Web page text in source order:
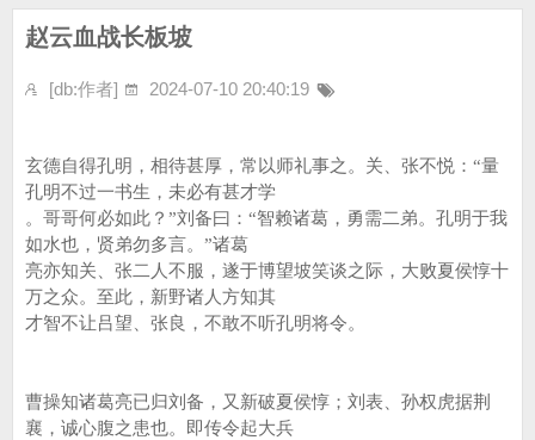
赵云血战长板坡
[db:作者] 2024-07-10 20:40:19
玄德自得孔明，相待甚厚，常以师礼事之。关、张不悦：“量
孔明不过一书生，未必有甚才学
。哥哥何必如此？”刘备曰：“智赖诸葛，勇需二弟。孔明于我
如水也，贤弟勿多言。”诸葛
亮亦知关、张二人不服，遂于博望坡笑谈之际，大败夏侯惇十
万之众。至此，新野诸人方知其
才智不让吕望、张良，不敢不听孔明将令。
曹操知诸葛亮已归刘备，又新破夏侯惇；刘表、孙权虎据荆
襄，诚心腹之患也。即传令起大兵